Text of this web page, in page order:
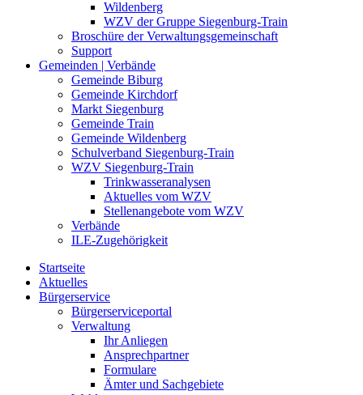
Wildenberg
WZV der Gruppe Siegenburg-Train
Broschüre der Verwaltungsgemeinschaft
Support
Gemeinden | Verbände
Gemeinde Biburg
Gemeinde Kirchdorf
Markt Siegenburg
Gemeinde Train
Gemeinde Wildenberg
Schulverband Siegenburg-Train
WZV Siegenburg-Train
Trinkwasseranalysen
Aktuelles vom WZV
Stellenangebote vom WZV
Verbände
ILE-Zugehörigkeit
Startseite
Aktuelles
Bürgerservice
Bürgerserviceportal
Verwaltung
Ihr Anliegen
Ansprechpartner
Formulare
Ämter und Sachgebiete